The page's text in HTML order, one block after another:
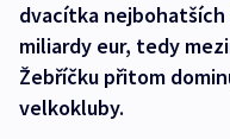
dvacítka
miliardy eur, tedy
Žebříčku přitom
velkokluby.